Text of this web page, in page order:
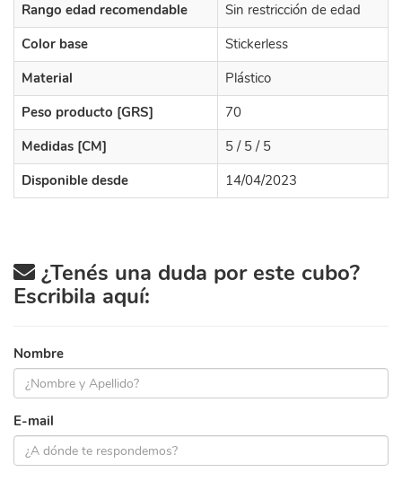
Rango edad recomendable
Sin restricción de edad
Color base
Stickerless
Material
Plástico
Peso producto [GRS]
70
Medidas [CM]
5 / 5 / 5
Disponible desde
14/04/2023
¿Tenés una duda por este cubo?
Escribila aquí:
Nombre
E-mail